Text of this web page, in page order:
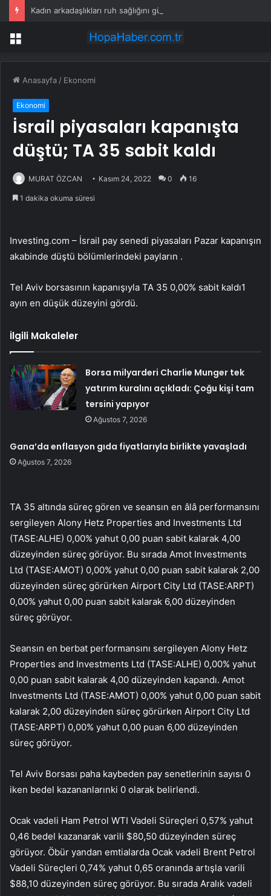
Kadın arkadaşlıkları ruh sağlığını güçlendiriyor
Menü
Anasayfa / Ekonomi
Ekonomi
İsrail piyasaları kapanışta
düştü; TA 35 sabit kaldı
MURAT ÖZCAN Kasım 24, 2022 0 16
1 dakika okuma süresi
Investing.com – İsrail pay senedi piyasaları Pazar kapanışın
akabinde düştü bölümlerindeki payların .
Tel Aviv borsasının kapanışıyla TA 35 0,00% sabit kaldı1
ayın en düşük düzeyini gördü.
İlgili Makaleler
Borsa milyarderi Charlie Munger tek
yatırım kuralını açıkladı: Çoğu kişi tam
tersini yapıyor
Ağustos 7, 2026
Gana’da enflasyon gıda fiyatlarıyla birlikte yavaşladı
Ağustos 7, 2026
TA 35 altında süreç gören ve seansın en âlâ performansını
sergileyen Alony Hetz Properties and Investments Ltd
(TASE:ALHE) 0,00% yahut 0,00 puan sabit kalarak 4,00
düzeyinden süreç görüyor. Bu sırada Amot Investments
Ltd (TASE:AMOT) 0,00% yahut 0,00 puan sabit kalarak 2,00
düzeyinden süreç görürken Airport City Ltd (TASE:ARPT)
0,00% yahut 0,00 puan sabit kalarak 6,00 düzeyinden
süreç görüyor.
Seansın en berbat performansını sergileyen Alony Hetz
Properties and Investments Ltd (TASE:ALHE) 0,00% yahut
0,00 puan sabit kalarak 4,00 düzeyinden kapandı. Amot
Investments Ltd (TASE:AMOT) 0,00% yahut 0,00 puan sabit
kalarak 2,00 düzeyinden süreç görürken Airport City Ltd
(TASE:ARPT) 0,00% yahut 0,00 puan 6,00 düzeyinden
süreç görüyor.
Tel Aviv Borsası paha kaybeden pay senetlerinin sayısı 0
iken bedel kazananlarınki 0 olarak belirlendi.
Ocak vadeli Ham Petrol WTI Vadeli Süreçleri 0,57% yahut
0,46 bedel kazanarak varili $80,50 düzeyinden süreç
görüyor. Öbür yandan emtialarda Ocak vadeli Brent Petrol
Vadeli Süreçleri 0,74% yahut 0,65 oranında artışla varili
$88,10 düzeyinden süreç görüyor. Bu sırada Aralık vadeli